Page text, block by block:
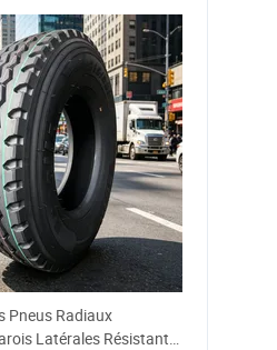
Pneus Radiaux
Latérales Résistants